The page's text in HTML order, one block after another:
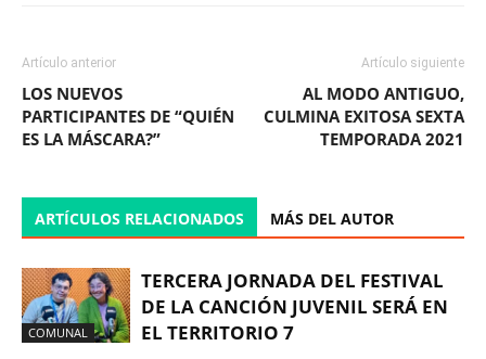
Artículo anterior
LOS NUEVOS
PARTICIPANTES DE “QUIÉN
ES LA MÁSCARA?”
Artículo siguiente
AL MODO ANTIGUO,
CULMINA EXITOSA SEXTA
TEMPORADA 2021
ARTÍCULOS RELACIONADOS MÁS DEL AUTOR
COMUNAL
TERCERA JORNADA DEL FESTIVAL
DE LA CANCIÓN JUVENIL SERÁ EN
EL TERRITORIO 7